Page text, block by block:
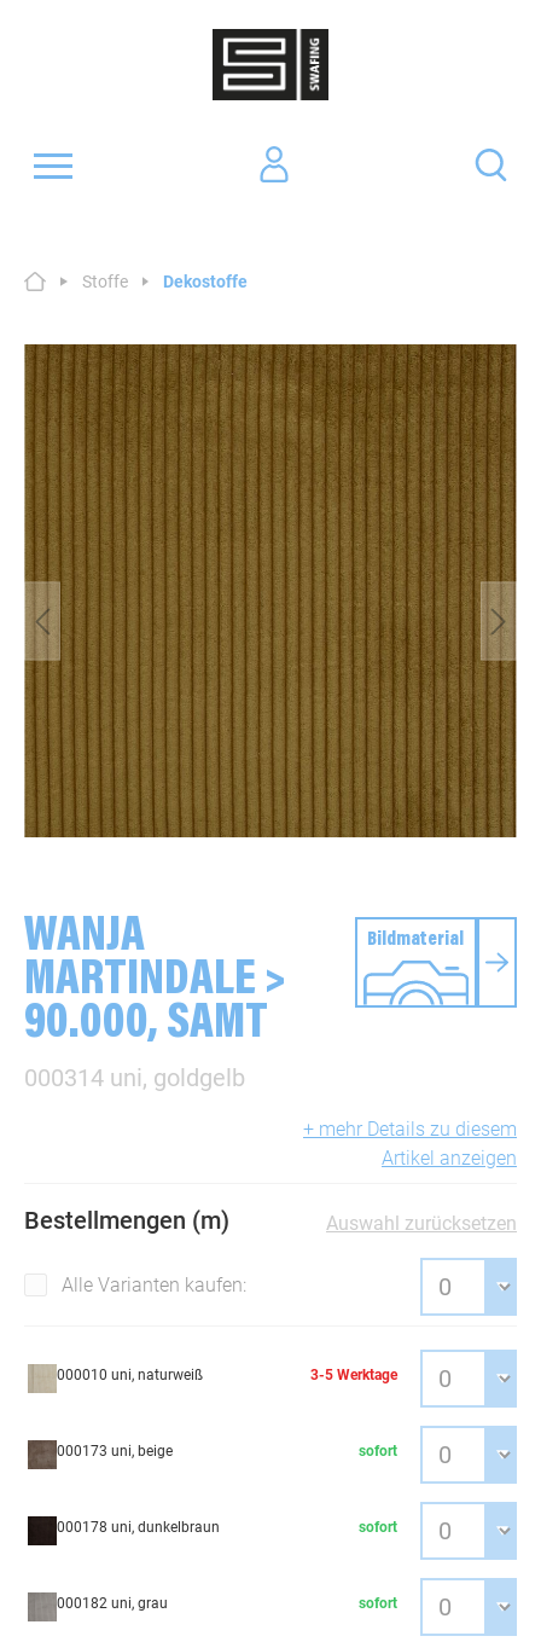
Stoffe Dekostoffe
WANJA
MARTINDALE >
90.000, SAMT
000314 uni, goldgelb
Bildmaterial
+ mehr Details zu diesem
Artikel anzeigen
Bestellmengen (m) Auswahl zurücksetzen
Alle Varianten kaufen:
000010 uni, naturweiß 3-5 Werktage
000173 uni, beige sofort
000178 uni, dunkelbraun sofort
000182 uni, grau sofort